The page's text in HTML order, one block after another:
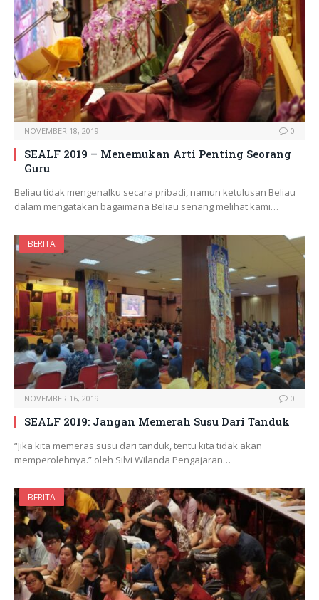
NOVEMBER 18, 2019 0
SEALF 2019 – Menemukan Arti Penting Seorang
Guru
Beliau tidak mengenalku secara pribadi, namun ketulusan Beliau
dalam mengatakan bagaimana Beliau senang melihat kami…
BERITA
NOVEMBER 16, 2019 0
SEALF 2019: Jangan Memerah Susu Dari Tanduk
“Jika kita memeras susu dari tanduk, tentu kita tidak akan
memperolehnya.” oleh Silvi Wilanda Pengajaran…
BERITA